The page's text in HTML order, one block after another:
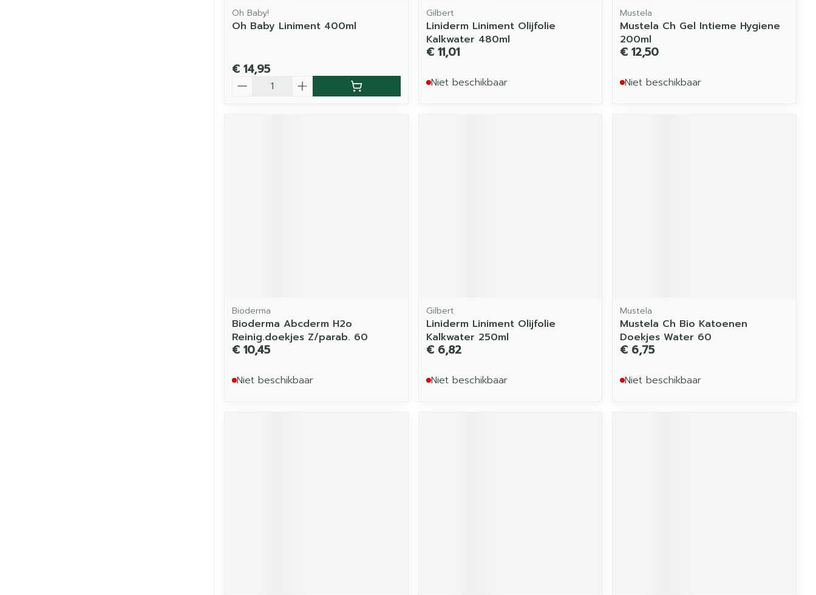
Oh Baby!
Oh Baby Liniment 400ml
€ 14,95
Gilbert
Liniderm Liniment Olijfolie
Kalkwater 480ml
€ 11,01
Niet beschikbaar
Mustela
Mustela Ch Gel Intieme Hygiene
200ml
€ 12,50
Niet beschikbaar
Bioderma
Bioderma Abcderm H2o
Reinig.doekjes Z/parab. 60
€ 10,45
Niet beschikbaar
Gilbert
Liniderm Liniment Olijfolie
Kalkwater 250ml
€ 6,82
Niet beschikbaar
Mustela
Mustela Ch Bio Katoenen
Doekjes Water 60
€ 6,75
Niet beschikbaar